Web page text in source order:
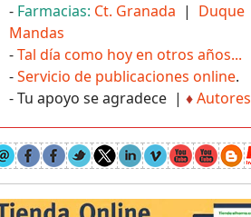
- Farmacias: Ct. Granada | Duque
Mandas
-Tal día como hoy en otros años...
-Servicio de publicaciones online.
- Tu apoyo se agradece | ♦Autores